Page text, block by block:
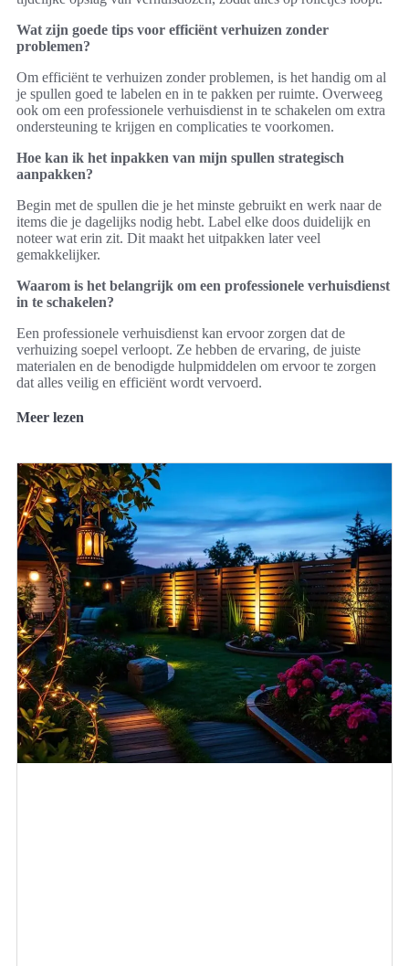
Wat zijn goede tips voor efficiënt verhuizen zonder
problemen?
Om efficiënt te verhuizen zonder problemen, is het handig om al
je spullen goed te labelen en in te pakken per ruimte. Overweeg
ook om een professionele verhuisdienst in te schakelen om extra
ondersteuning te krijgen en complicaties te voorkomen.
Hoe kan ik het inpakken van mijn spullen strategisch
aanpakken?
Begin met de spullen die je het minste gebruikt en werk naar de
items die je dagelijks nodig hebt. Label elke doos duidelijk en
noteer wat erin zit. Dit maakt het uitpakken later veel
gemakkelijker.
Waarom is het belangrijk om een professionele verhuisdienst
in te schakelen?
Een professionele verhuisdienst kan ervoor zorgen dat de
verhuizing soepel verloopt. Ze hebben de ervaring, de juiste
materialen en de benodigde hulpmiddelen om ervoor te zorgen
dat alles veilig en efficiënt wordt vervoerd.
Meer lezen